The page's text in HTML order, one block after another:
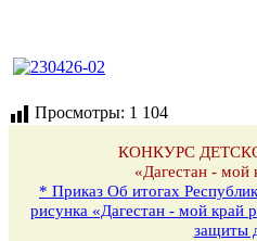
Просмотры: 1 104
КОНКУРС
«Дагестан - мой
* Приказ Об итогах
рисунка «Дагестан - мой
защиты